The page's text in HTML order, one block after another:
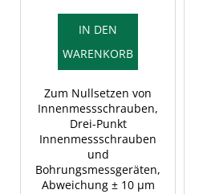
IN DEN
WARENKORB
Zum Nullsetzen von
Innenmessschrauben,
Drei-Punkt
Innenmessschrauben
und
Bohrungsmessgeräten,
Abweichung ± 10 µm